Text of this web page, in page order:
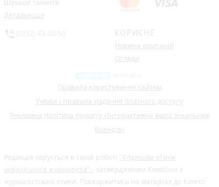
Шукаєм таланти
Детальніше
КОРИСНЕ
Новини компаній
Огляди
Правила користування сайтом
Умови і правила надання платного доступу
Рекламна політика проєкту «Інтерактивна мапа локальних
брендів»
Редакція керується в своїй роботі "Кодексом етики
українського журналіста" , затвердженим Комісією з
журналістської етики. Поскаржитись на матеріал до Комісії